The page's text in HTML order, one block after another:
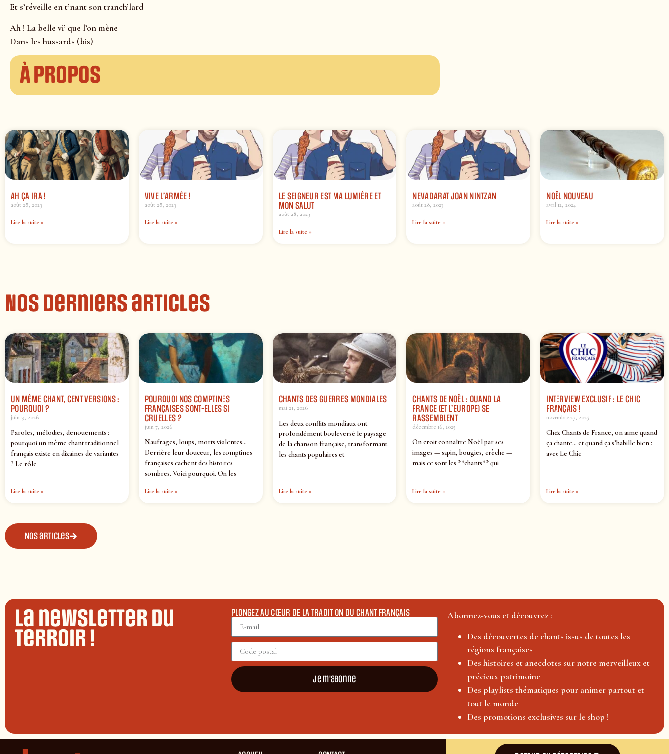
Et s’réveille en t’nant son tranch’lard
Ah ! La belle vi’ que l’on mène
Dans les hussards (bis)
À propos
AH ÇA IRA !
août 28, 2023
Lire la suite »
VIVE L’ARMÉE !
août 28, 2023
Lire la suite »
LE SEIGNEUR EST MA LUMIÈRE ET
MON SALUT
août 28, 2023
Lire la suite »
NEVADARAT JOAN NINTZAN
août 28, 2023
Lire la suite »
NOËL NOUVEAU
avril 12, 2024
Lire la suite »
Nos derniers articles
UN MÊME CHANT, CENT VERSIONS :
POURQUOI ?
juin 9, 2026
Paroles, mélodies, dénouements :
pourquoi un même chant traditionnel
français existe en dizaines de variantes
? Le rôle
Lire la suite »
POURQUOI NOS COMPTINES
FRANÇAISES SONT-ELLES SI
CRUELLES ?
juin 7, 2026
Naufrages, loups, morts violentes…
Derrière leur douceur, les comptines
françaises cachent des histoires
sombres. Voici pourquoi. On les
Lire la suite »
CHANTS DES GUERRES MONDIALES
mai 21, 2026
Les deux conflits mondiaux ont
profondément bouleversé le paysage
de la chanson française, transformant
les chants populaires et
Lire la suite »
CHANTS DE NOËL : QUAND LA
FRANCE (ET L’EUROPE) SE
RASSEMBLENT
décembre 16, 2025
On croit connaître Noël par ses
images — sapin, bougies, crèche —
mais ce sont les **chants** qui
Lire la suite »
INTERVIEW EXCLUSIF : LE CHIC
FRANÇAIS !
novembre 27, 2025
Chez Chants de France, on aime quand
ça chante… et quand ça s’habille bien :
avec Le Chic
Lire la suite »
Nos articles
La newsletter du
terroir !
PLONGEZ AU CŒUR DE LA TRADITION DU CHANT FRANÇAIS
Je m'abonne
Abonnez-vous et découvrez :
Des découvertes de chants issus de toutes les
régions françaises
Des histoires et anecdotes sur notre merveilleux et
précieux patrimoine
Des playlists thématiques pour animer partout et
tout le monde
Des promotions exclusives sur le shop !